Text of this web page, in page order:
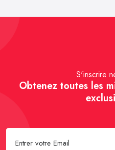
S'inscrire
Obtenez toutes les